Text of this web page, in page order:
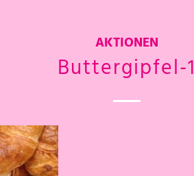
AKTIONEN
Buttergipfel-1